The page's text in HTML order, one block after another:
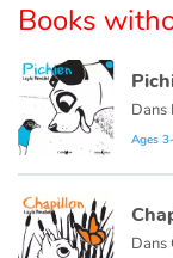
Books
Ages